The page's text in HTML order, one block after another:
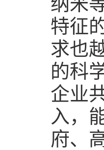
特征
求也
的科
企业
入，
府、